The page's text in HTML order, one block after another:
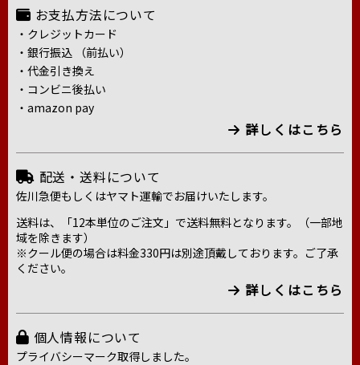
お支払方法について
・クレジットカード
・銀行振込 （前払い）
・代金引き換え
・コンビニ後払い
・amazon pay
詳しくはこちら
配送・送料について
佐川急便もしくはヤマト運輸でお届けいたします。
送料は、「12本単位のご注文」で送料無料となります。（一部地
域を除きます）
※クール便の場合は料金330円は別途頂戴しております。ご了承
ください。
詳しくはこちら
個人情報について
プライバシーマーク取得しました。